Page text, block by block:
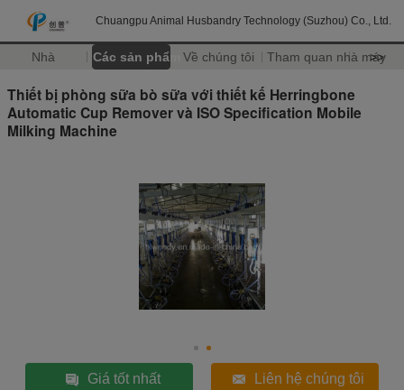
Chuangpu Animal Husbandry Technology (Suzhou) Co., Ltd.
Nhà Các sản phẩm Về chúng tôi Tham quan nhà máy
>>
Thiết bị phòng sữa bò sữa với thiết kế Herringbone
Automatic Cup Remover và ISO Specification Mobile
Milking Machine
Giá tốt nhất Liên hệ chúng tôi